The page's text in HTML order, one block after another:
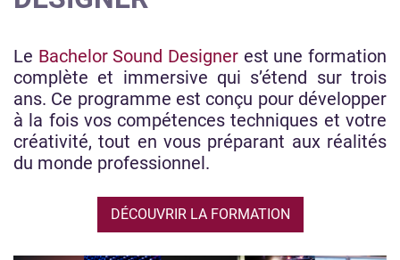
Le Bachelor Sound Designer est une formation
complète et immersive qui s’étend sur trois
ans. Ce programme est conçu pour développer
à la fois vos compétences techniques et votre
créativité, tout en vous préparant aux réalités
du monde professionnel.
DÉCOUVRIR LA FORMATION